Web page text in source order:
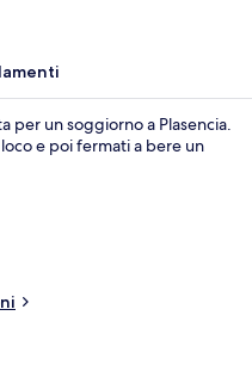
per un soggiorno a Plasencia.
e poi fermati a bere un